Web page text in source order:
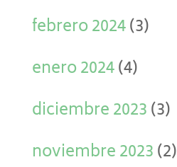
febrero 2024(3)
enero 2024(4)
diciembre 2023(3)
noviembre 2023(2)